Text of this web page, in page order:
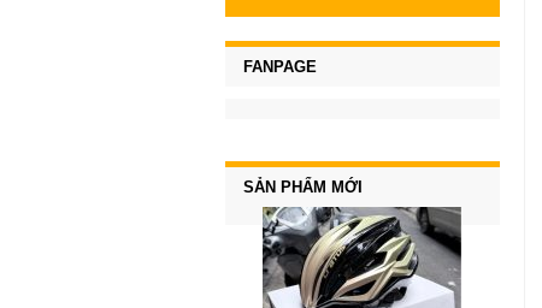
FANPAGE
SẢN PHẨM MỚI